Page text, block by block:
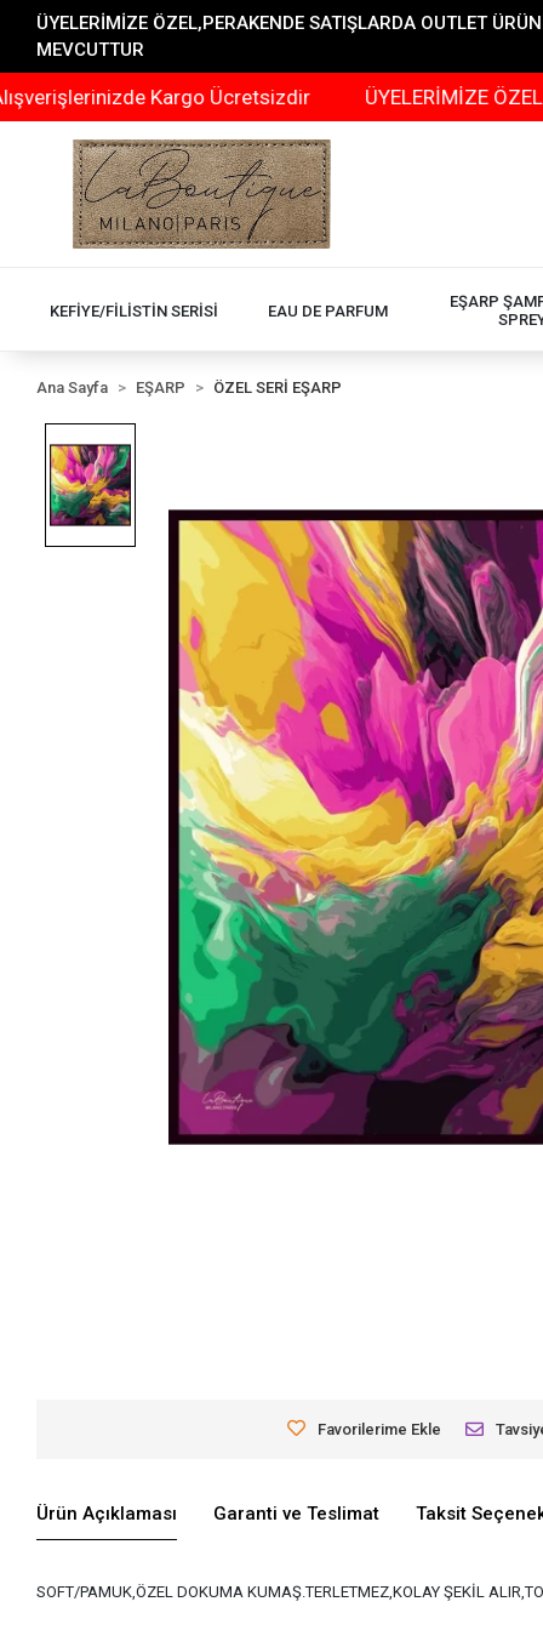
ÜYELERİMİZE ÖZEL,PERAKENDE SATIŞLARDA OUTLET
MEVCUTTUR
Kargo Ücretsizdir ÜYELERİMİZE
KEFİYE/FİLİSTİN SERİSİ EAU DE PARFUM
EŞARP
Ana Sayfa EŞARP ÖZEL SERİ EŞARP
Favorilerime Ekle
Ürün Açıklaması Garanti ve Teslimat Taksit
SOFT/PAMUK,ÖZEL DOKUMA KUMAŞ.TERLETMEZ,KOLAY ŞEKİL